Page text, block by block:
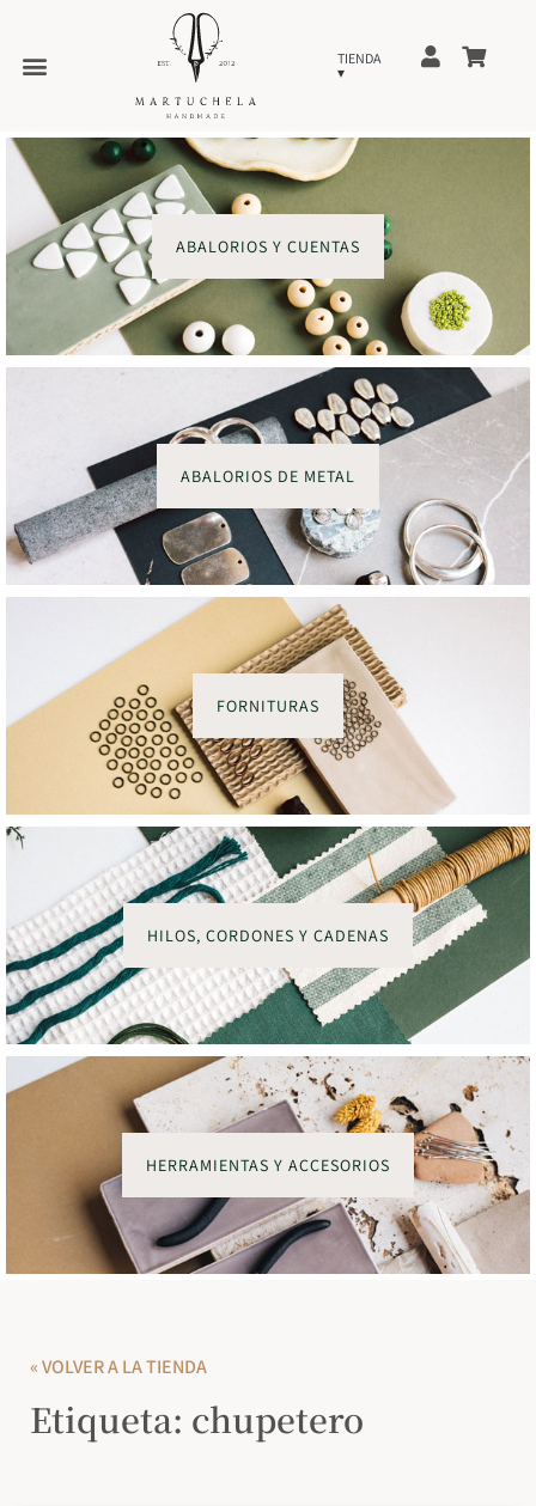
ABALORIOS Y CUENTAS
ABALORIOS DE METAL
FORNITURAS
HILOS, CORDONES Y CADENAS
HERRAMIENTAS Y ACCESORIOS
« VOLVER A LA TIENDA
Etiqueta: chupetero